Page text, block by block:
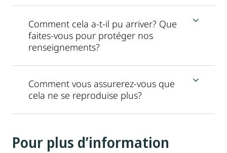
Comment cela a-t-il pu arriver? Que
faites-vous pour protéger nos
renseignements?
Comment vous assurerez-vous que
cela ne se reproduise plus?
Pour plus d’information